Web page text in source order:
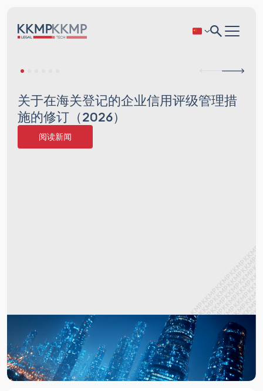
关于在海关登记的企业信用评级管理措
施的修订（2026）
阅读新闻